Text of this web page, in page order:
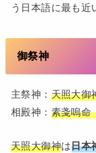
う日本語に最も近
御祭神
主祭神： 天照大御
相殿神： 素戔嗚命
天照大御神は日本